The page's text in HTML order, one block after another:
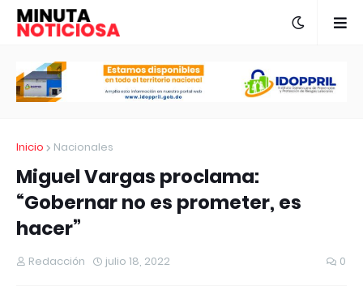
Inicio Nacionales
Miguel Vargas proclama:
“Gobernar no es prometer, es
hacer”
Redacción julio 18, 2022 0